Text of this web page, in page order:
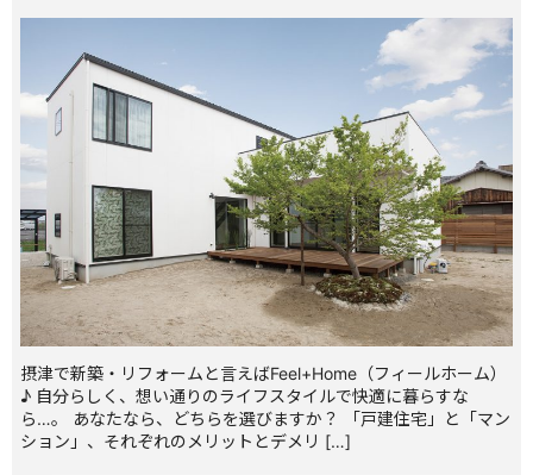
摂津で新築・リフォームと言えばFeel+Home（フィールホーム）
♪ 自分らしく、想い通りのライフスタイルで快適に暮らすな
ら…。 あなたなら、どちらを選びますか？ 「戸建住宅」と「マン
ション」、それぞれのメリットとデメリ […]